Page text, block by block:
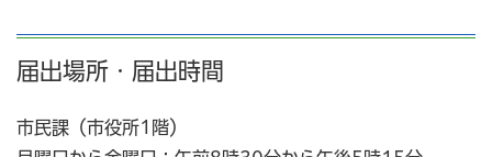
届出場所・届出時間
市民課（市役所1階）